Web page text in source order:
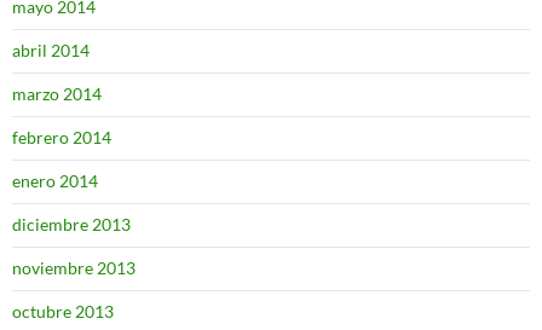
mayo 2014
abril 2014
marzo 2014
febrero 2014
enero 2014
diciembre 2013
noviembre 2013
octubre 2013